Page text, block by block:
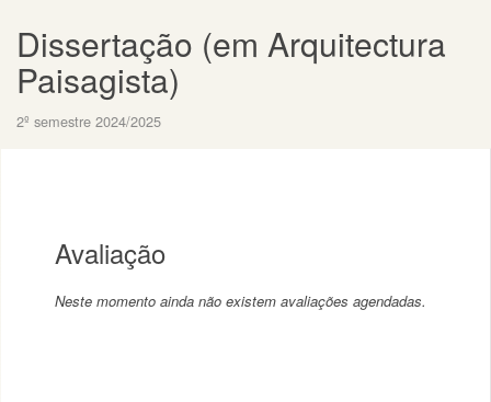
Dissertação (em Arquitectura
Paisagista)
2º semestre 2024/2025
Avaliação
Neste momento ainda não existem avaliações agendadas.